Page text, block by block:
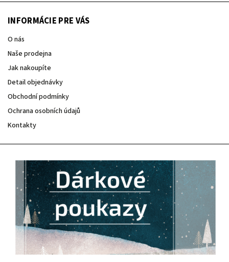
INFORMÁCIE PRE VÁS
O nás
Naše prodejna
Jak nakoupíte
Detail objednávky
Obchodní podmínky
Ochrana osobních údajů
Kontakty